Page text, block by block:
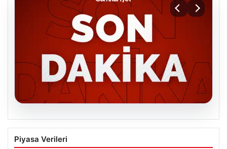
MGK’den 8 maddelik kritik bildiri: Dikkat
çeken ‘Terörsüz Bölge’ vurgusu
Piyasa Verileri